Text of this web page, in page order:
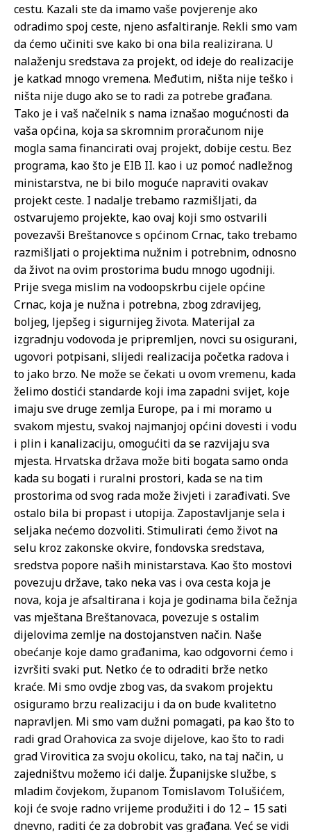
cestu. Kazali ste da imamo vaše povjerenje ako
odradimo spoj ceste, njeno asfaltiranje. Rekli smo vam
da ćemo učiniti sve kako bi ona bila realizirana. U
nalaženju sredstava za projekt, od ideje do realizacije
je katkad mnogo vremena. Međutim, ništa nije teško i
ništa nije dugo ako se to radi za potrebe građana.
Tako je i vaš načelnik s nama iznašao mogućnosti da
vaša općina, koja sa skromnim proračunom nije
mogla sama financirati ovaj projekt, dobije cestu. Bez
programa, kao što je EIB II. kao i uz pomoć nadležnog
ministarstva, ne bi bilo moguće napraviti ovakav
projekt ceste. I nadalje trebamo razmišljati, da
ostvarujemo projekte, kao ovaj koji smo ostvarili
povezavši Breštanovce s općinom Crnac, tako trebamo
razmišljati o projektima nužnim i potrebnim, odnosno
da život na ovim prostorima budu mnogo ugodniji.
Prije svega mislim na vodoopskrbu cijele općine
Crnac, koja je nužna i potrebna, zbog zdravijeg,
boljeg, ljepšeg i sigurnijeg života. Materijal za
izgradnju vodovoda je pripremljen, novci su osigurani,
ugovori potpisani, slijedi realizacija početka radova i
to jako brzo. Ne može se čekati u ovom vremenu, kada
želimo dostići standarde koji ima zapadni svijet, koje
imaju sve druge zemlja Europe, pa i mi moramo u
svakom mjestu, svakoj najmanjoj općini dovesti i vodu
i plin i kanalizaciju, omogućiti da se razvijaju sva
mjesta. Hrvatska država može biti bogata samo onda
kada su bogati i ruralni prostori, kada se na tim
prostorima od svog rada može živjeti i zarađivati. Sve
ostalo bila bi propast i utopija. Zapostavljanje sela i
seljaka nećemo dozvoliti. Stimulirati ćemo život na
selu kroz zakonske okvire, fondovska sredstava,
sredstva popore naših ministarstava. Kao što mostovi
povezuju države, tako neka vas i ova cesta koja je
nova, koja je afsaltirana i koja je godinama bila čežnja
vas mještana Breštanovaca, povezuje s ostalim
dijelovima zemlje na dostojanstven način. Naše
obećanje koje damo građanima, kao odgovorni ćemo i
izvršiti svaki put. Netko će to odraditi brže netko
kraće. Mi smo ovdje zbog vas, da svakom projektu
osiguramo brzu realizaciju i da on bude kvalitetno
napravljen. Mi smo vam dužni pomagati, pa kao što to
radi grad Orahovica za svoje dijelove, kao što to radi
grad Virovitica za svoju okolicu, tako, na taj način, u
zajedništvu možemo ići dalje. Županijske službe, s
mladim čovjekom, županom Tomislavom Tolušićem,
koji će svoje radno vrijeme produžiti i do 12 – 15 sati
dnevno, raditi će za dobrobit vas građana. Već se vidi